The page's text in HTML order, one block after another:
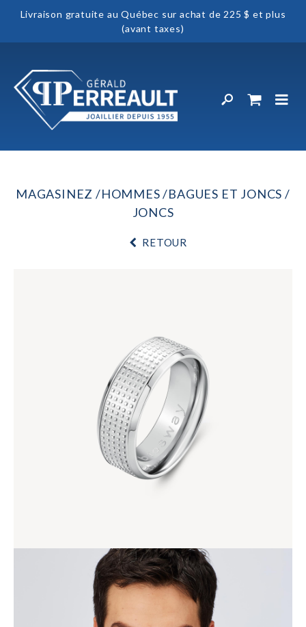
Livraison gratuite au Québec sur achat de 225 $ et plus
(avant taxes)
MAGASINEZ HOMMES
BAGUES ET JONCS
JONCS
RETOUR